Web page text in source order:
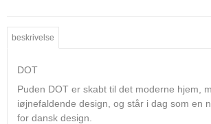
beskrivelse
DOT
Puden DOT er skabt til det moderne hjem,
iøjnefaldende design, og står i dag som en
for dansk design.